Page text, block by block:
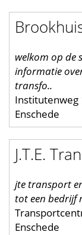
welkom op de
informatie
transfo..
Institutenweg
Enschede
J.T.E.
jte transport
tot een bedrijf
Enschede